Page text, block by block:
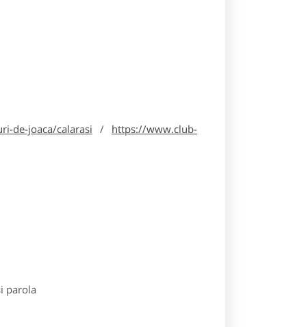
de-joaca/calarasi / https://www.club-
parola